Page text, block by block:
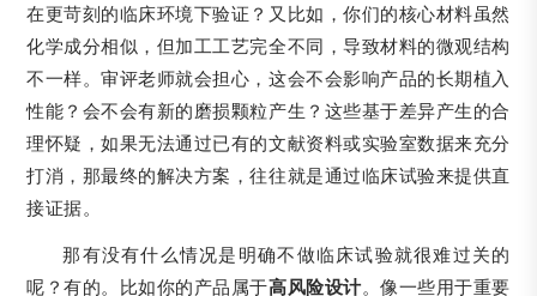
在更苛刻的临床环境下验证？又比如，你们的核心材料虽然
化学成分相似，但加工工艺完全不同，导致材料的微观结构
不一样。审评老师就会担心，这会不会影响产品的长期植入
性能？会不会有新的磨损颗粒产生？这些基于差异产生的合
理怀疑，如果无法通过已有的文献资料或实验室数据来充分
打消，那最终的解决方案，往往就是通过临床试验来提供直
接证据。
那有没有什么情况是明确不做临床试验就很难过关的
呢？有的。比如你的产品属于高风险设计。像一些用于重要